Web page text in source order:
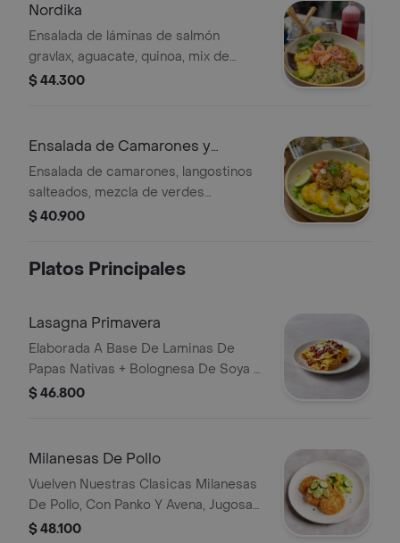
Nordika
Ensalada de láminas de salmón
gravlax, aguacate, quinoa, mix de
vegetales de temporada, zucchini,
y dressing frutal.
$ 44.300
Ensalada de Camarones y
Langostinos
Ensalada de camarones, langostinos
salteados, mezcla de verdes
orgánicos de la casa, mango salteado,
$ 40.900
Platos Principales
Lasagna Primavera
Elaborada A Base De Laminas De
Papas Nativas + Bolognesa De Soya +
Bechamel De Leche De Almendras +
Verdes Organicos + Choclo +
$ 46.800
Milanesas De Pollo
Vuelven Nuestras Clasicas Milanesas
De Pollo, Con Panko Y Avena, Jugosas
Y Crocantes + Ensalada Fresca De
$ 48.100